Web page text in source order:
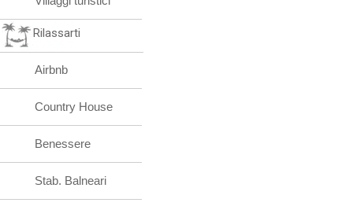
Rilassarti
Airbnb
Country House
Benessere
Stab. Balneari